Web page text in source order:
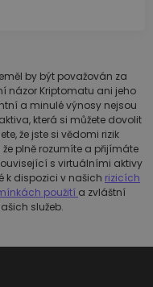
by být považován za
názor Kriptomatu ani jeho
a minulé výnosy nejsou
která si můžete dovolit
že jste si vědomi rizik
plně rozumíte a přijímáte
s virtuálními aktivy
k dispozici v našich rizicích
použití a zvláštní
služeb.